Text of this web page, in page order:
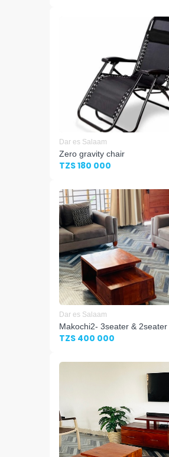
Dar es Salaam
Zero gravity chair
TZS 180 000
Dar es Salaam
Makochi2- 3seater & 2seater
TZS 400 000